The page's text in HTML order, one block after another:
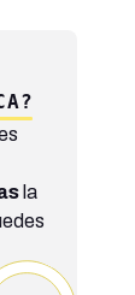
la